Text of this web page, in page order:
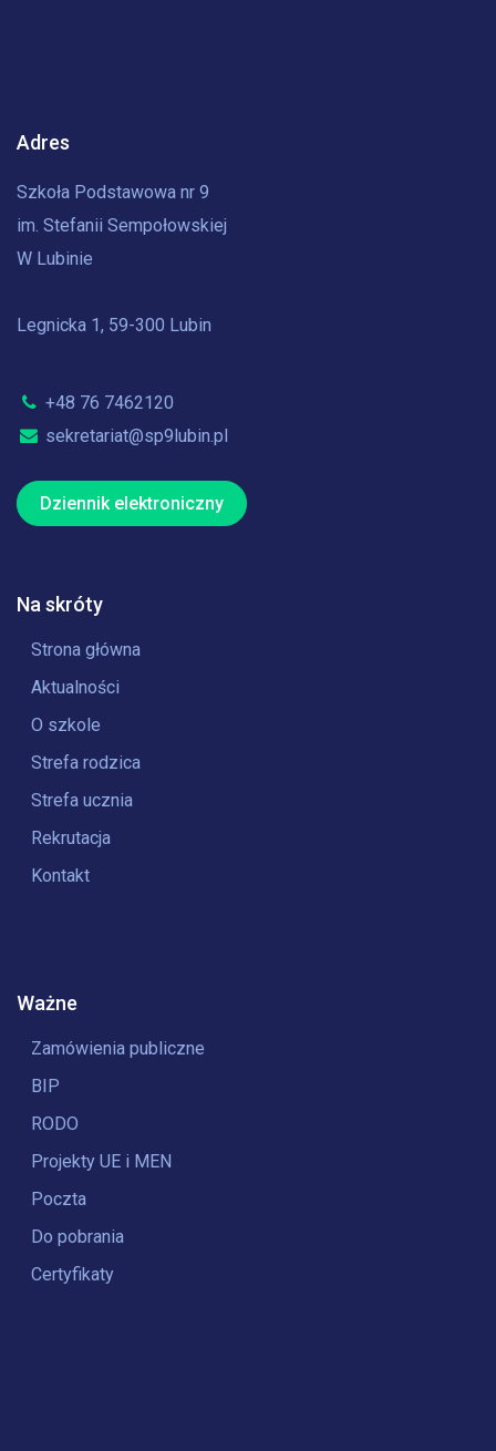
Adres
Szkoła Podstawowa nr 9
im. Stefanii Sempołowskiej
W Lubinie
Legnicka 1, 59-300 Lubin
+48 76 7462120
sekretariat@sp9lubin.pl
Dziennik elektroniczny
Na skróty
Strona główna
Aktualności
O szkole
Strefa rodzica
Strefa ucznia
Rekrutacja
Kontakt
Ważne
Zamówienia publiczne
BIP
RODO
Projekty UE i MEN
Poczta
Do pobrania
Certyfikaty